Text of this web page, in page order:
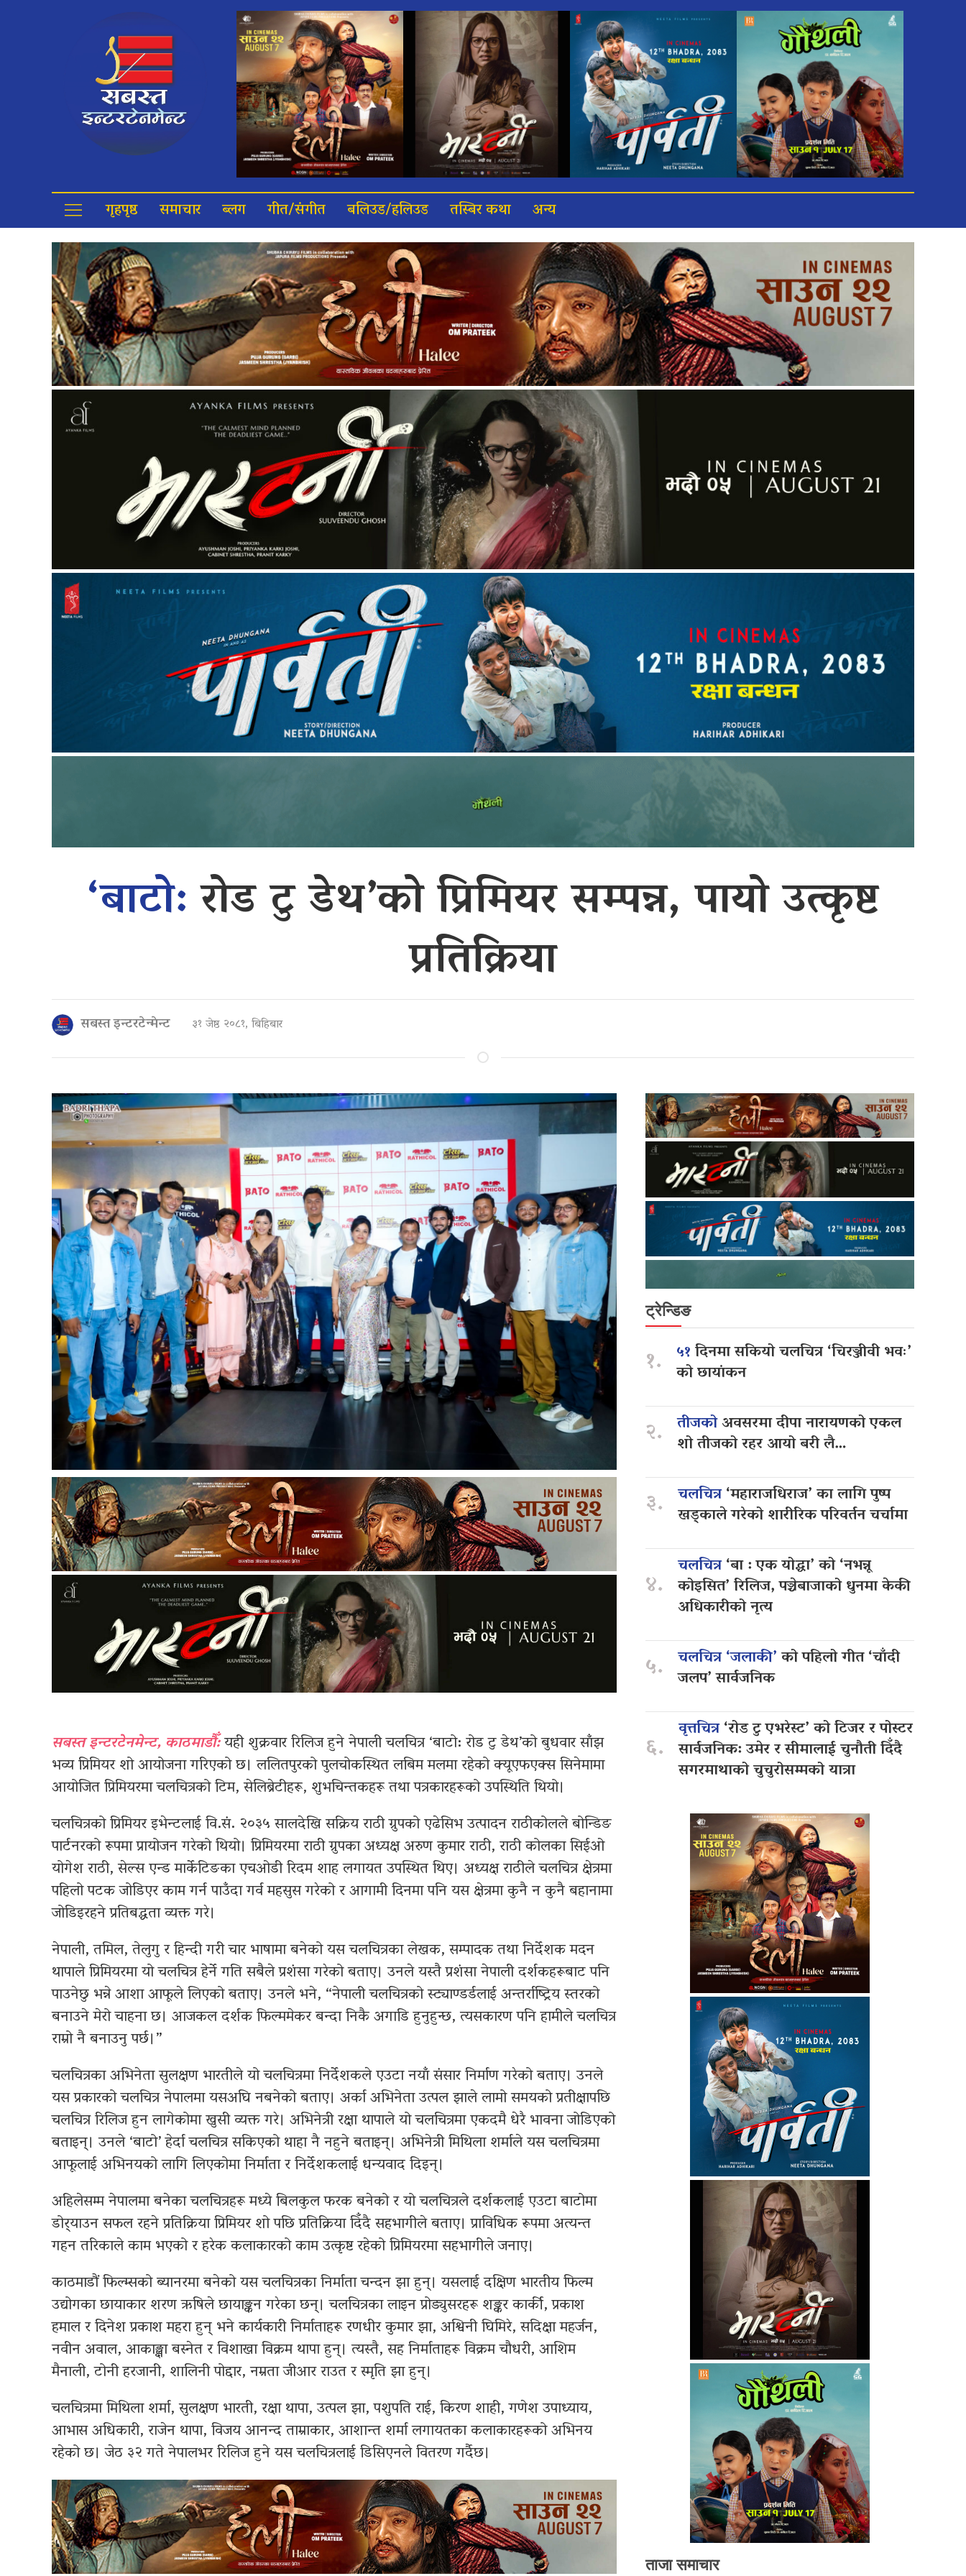
गृहपृष्ठ समाचार ब्लग गीत/संगीत बलिउड/हलिउड तस्बिर कथा अन्य
‘बाटो:रोड टु डेथ’को प्रिमियर सम्पन्न, पायो उत्कृष्ट
प्रतिक्रिया
सबस्त इन्टरटेन्मेन्ट ३१ जेष्ठ २०८१, बिहिबार
सबस्त इन्टरटेनमेन्ट, काठमाडौँ:यही शुक्रवार रिलिज हुने नेपाली चलचित्र ‘बाटो: रोड टु डेथ’को बुधवार साँझ
भव्य प्रिमियर शो आयोजना गरिएको छ। ललितपुरको पुलचोकस्थित लबिम मलमा रहेको क्यूएफएक्स सिनेमामा
आयोजित प्रिमियरमा चलचित्रको टिम, सेलिब्रेटीहरू, शुभचिन्तकहरू तथा पत्रकारहरूको उपस्थिति थियो।
चलचित्रको प्रिमियर इभेन्टलाई वि.सं. २०३५ सालदेखि सक्रिय राठी ग्रुपको एढेसिभ उत्पादन राठीकोलले बोन्डिङ
पार्टनरको रूपमा प्रायोजन गरेको थियो। प्रिमियरमा राठी ग्रुपका अध्यक्ष अरुण कुमार राठी, राठी कोलका सिईओ
योगेश राठी, सेल्स एन्ड मार्केटिङका एचओडी रिदम शाह लगायत उपस्थित थिए। अध्यक्ष राठीले चलचित्र क्षेत्रमा
पहिलो पटक जोडिएर काम गर्न पाउँदा गर्व महसुस गरेको र आगामी दिनमा पनि यस क्षेत्रमा कुनै न कुनै बहानामा
जोडिइरहने प्रतिबद्धता व्यक्त गरे।
नेपाली, तमिल, तेलुगु र हिन्दी गरी चार भाषामा बनेको यस चलचित्रका लेखक, सम्पादक तथा निर्देशक मदन
थापाले प्रिमियरमा यो चलचित्र हेर्ने गति सबैले प्रशंसा गरेको बताए। उनले यस्तै प्रशंसा नेपाली दर्शकहरूबाट पनि
पाउनेछु भन्ने आशा आफूले लिएको बताए। उनले भने, “नेपाली चलचित्रको स्ट्याण्डर्डलाई अन्तर्राष्ट्रिय स्तरको
बनाउने मेरो चाहना छ। आजकल दर्शक फिल्ममेकर बन्दा निकै अगाडि हुनुहुन्छ, त्यसकारण पनि हामीले चलचित्र
राम्रो नै बनाउनु पर्छ।”
चलचित्रका अभिनेता सुलक्षण भारतीले यो चलचित्रमा निर्देशकले एउटा नयाँ संसार निर्माण गरेको बताए। उनले
यस प्रकारको चलचित्र नेपालमा यसअघि नबनेको बताए। अर्का अभिनेता उत्पल झाले लामो समयको प्रतीक्षापछि
चलचित्र रिलिज हुन लागेकोमा खुसी व्यक्त गरे। अभिनेत्री रक्षा थापाले यो चलचित्रमा एकदमै धेरै भावना जोडिएको
बताइन्। उनले ‘बाटो’ हेर्दा चलचित्र सकिएको थाहा नै नहुने बताइन्। अभिनेत्री मिथिला शर्माले यस चलचित्रमा
आफूलाई अभिनयको लागि लिएकोमा निर्माता र निर्देशकलाई धन्यवाद दिइन्।
अहिलेसम्म नेपालमा बनेका चलचित्रहरू मध्ये बिलकुल फरक बनेको र यो चलचित्रले दर्शकलाई एउटा बाटोमा
डोर्‍याउन सफल रहने प्रतिक्रिया प्रिमियर शो पछि प्रतिक्रिया दिँदै सहभागीले बताए। प्राविधिक रूपमा अत्यन्त
गहन तरिकाले काम भएको र हरेक कलाकारको काम उत्कृष्ट रहेको प्रिमियरमा सहभागीले जनाए।
काठमाडौं फिल्म्सको ब्यानरमा बनेको यस चलचित्रका निर्माता चन्दन झा हुन्। यसलाई दक्षिण भारतीय फिल्म
उद्योगका छायाकार शरण ऋषिले छायाङ्कन गरेका छन्। चलचित्रका लाइन प्रोड्युसरहरू शङ्कर कार्की, प्रकाश
हमाल र दिनेश प्रकाश महरा हुन् भने कार्यकारी निर्माताहरू रणधीर कुमार झा, अश्विनी घिमिरे, सदिक्षा महर्जन,
नवीन अवाल, आकाङ्क्षा बस्नेत र विशाखा विक्रम थापा हुन्। त्यस्तै, सह निर्माताहरू विक्रम चौधरी, आशिम
मैनाली, टोनी हरजानी, शालिनी पोद्दार, नम्रता जीआर राउत र स्मृति झा हुन्।
चलचित्रमा मिथिला शर्मा, सुलक्षण भारती, रक्षा थापा, उत्पल झा, पशुपति राई, किरण शाही, गणेश उपाध्याय,
आभास अधिकारी, राजेन थापा, विजय आनन्द ताम्राकार, आशान्त शर्मा लगायतका कलाकारहरूको अभिनय
रहेको छ। जेठ ३२ गते नेपालभर रिलिज हुने यस चलचित्रलाई डिसिएनले वितरण गर्दैछ।
ट्रेन्डिङ
१. ५१दिनमा सकियो चलचित्र ‘चिरञ्जीवी भवः’
को छायांकन
२. तीजकोअवसरमा दीपा नारायणको एकल
शो तीजको रहर आयो बरी लै…
३. चलचित्र‘महाराजधिराज’ का लागि पुष्प
खड्काले गरेको शारीरिक परिवर्तन चर्चामा
४.
चलचित्र‘बा : एक योद्धा’ को ‘नभन्नू
कोइसित’ रिलिज, पञ्चेबाजाको धुनमा केकी
अधिकारीको नृत्य
५. चलचित्र ‘जलाकी’को पहिलो गीत ‘चाँदी
जलप’ सार्वजनिक
६.
वृत्तचित्र‘रोड टु एभरेस्ट’ को टिजर र पोस्टर
सार्वजनिक: उमेर र सीमालाई चुनौती दिँदै
सगरमाथाको चुचुरोसम्मको यात्रा
ताजा समाचार